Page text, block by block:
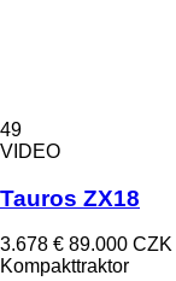
49
VIDEO
Tauros ZX18
3.678 € 89.000 CZK
Kompakttraktor